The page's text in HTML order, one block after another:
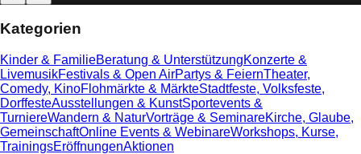
Kategorien
Kinder & FamilieBeratung & UnterstützungKonzerte &
LivemusikFestivals & Open AirPartys & FeiernTheater,
Comedy, KinoFlohmärkte & MärkteStadtfeste, Volksfeste,
DorffesteAusstellungen & KunstSportevents &
TurniereWandern & NaturVorträge & SeminareKirche, Glaube,
GemeinschaftOnline Events & WebinareWorkshops, Kurse,
TrainingsEröffnungenAktionen